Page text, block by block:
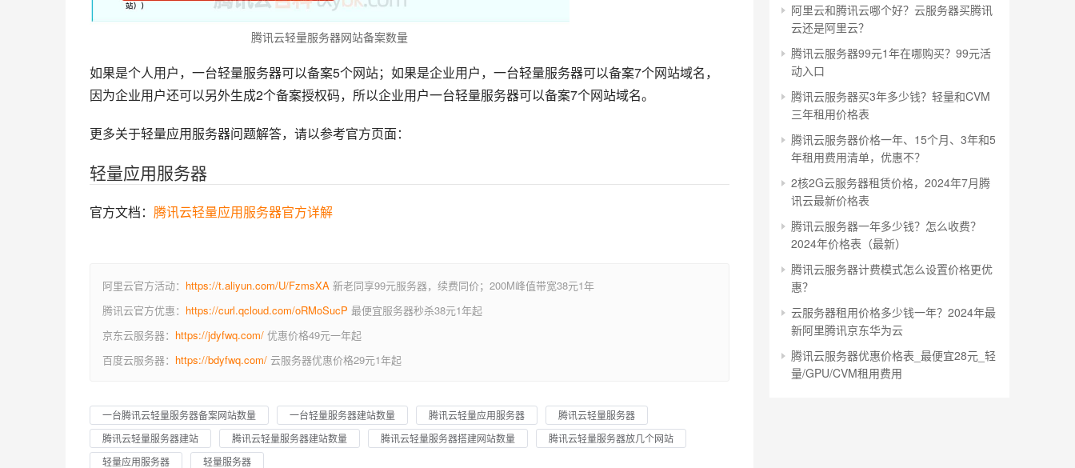
腾讯云轻量服务器网站备案数量
如果是个人用户，一台轻量服务器可以备案5个网站；如果是企业用户，一台轻量服务器可以备案7个网站域名，
因为企业用户还可以另外生成2个备案授权码，所以企业用户一台轻量服务器可以备案7个网站域名。
更多关于轻量应用服务器问题解答，请以参考官方页面：
轻量应用服务器
官方文档： 腾讯云轻量应用服务器官方详解
阿里云官方活动： https://t.aliyun.com/U/FzmsXA 新老同享99元服务器，续费同价；200M峰值带宽38元1年
腾讯云官方优惠： https://curl.qcloud.com/oRMoSucP 最便宜服务器秒杀38元1年起
京东云服务器： https://jdyfwq.com/ 优惠价格49元一年起
百度云服务器： https://bdyfwq.com/ 云服务器优惠价格29元1年起
一台腾讯云轻量服务器备案网站数量 一台轻量服务器建站数量 腾讯云轻量应用服务器
腾讯云轻量服务器
腾讯云轻量服务器建站
腾讯云轻量服务器建站数量 腾讯云轻量服务器搭建网站数量
腾讯云轻量服务器放几个网站
轻量应用服务器
轻量服务器
阿里云和腾讯云哪个好？云服务器买腾讯
云还是阿里云？
腾讯云服务器99元1年在哪购买？99元活
动入口
腾讯云服务器买3年多少钱？轻量和CVM
三年租用价格表
腾讯云服务器价格一年、15个月、3年和5
年租用费用清单，优惠不？
2核2G云服务器租赁价格，2024年7月腾
讯云最新价格表
腾讯云服务器一年多少钱？怎么收费？
2024年价格表（最新）
腾讯云服务器计费模式怎么设置价格更优
惠？
云服务器租用价格多少钱一年？2024年最
新阿里腾讯京东华为云
腾讯云服务器优惠价格表_最便宜28元_轻
量/GPU/CVM租用费用